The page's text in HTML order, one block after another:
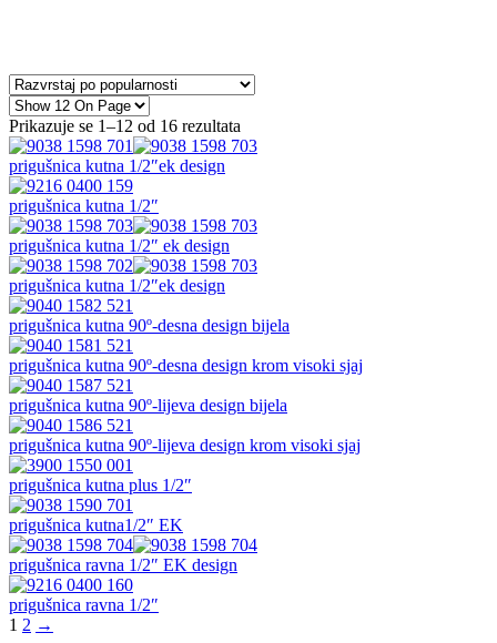
Prikazuje se 1–12 od 16 rezultata
prigušnica kutna 1/2″ek design
prigušnica kutna 1/2″
prigušnica kutna 1/2″ ek design
prigušnica kutna 1/2″ek design
prigušnica kutna 90º-desna design bijela
prigušnica kutna 90º-desna design krom visoki sjaj
prigušnica kutna 90º-lijeva design bijela
prigušnica kutna 90º-lijeva design krom visoki sjaj
prigušnica kutna plus 1/2″
prigušnica kutna1/2″ EK
prigušnica ravna 1/2″ EK design
prigušnica ravna 1/2″
1 2 →